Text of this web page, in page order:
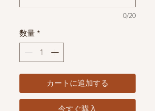
0/20
数量 *
カートに追加する
今すぐ購入